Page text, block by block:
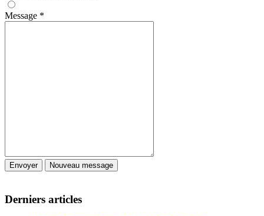
Message *
Derniers articles